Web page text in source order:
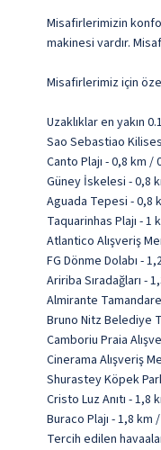
Misafirlerimizin
makinesi vardır.
Misafirlerimiz için
Uzaklıklar en yakın
Sao Sebastiao
Canto Plajı - 0,8 km /
Güney İskelesi - 0,8
Aguada Tepesi - 0,8
Taquarinhas Plajı - 1
Atlantico Alışveriş
FG Dönme Dolabı -
Aririba Sıradağları -
Almirante
Bruno Nitz Belediye
Camboriu Praia
Cinerama Alışveriş
Shurastey Köpek
Cristo Luz Anıtı - 1,8
Buraco Plajı - 1,8 km
Tercih edilen